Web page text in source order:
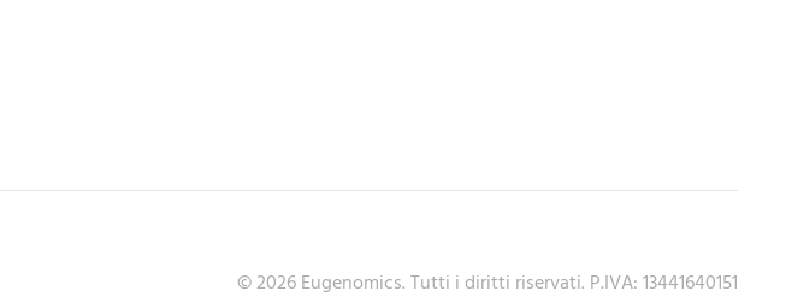
©2026Eugenomics. Tutti i diritti riservati. P.IVA: 13441640151